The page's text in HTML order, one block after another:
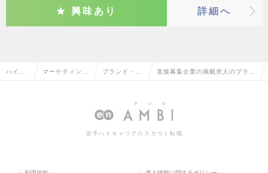
興味あり 詳細へ
ハイク マーケティン ブランド・プ
ージャー
直接募集企業の掲載求人のブラン
職・求人情報一覧
若手ハイキャリアのスカウト転職